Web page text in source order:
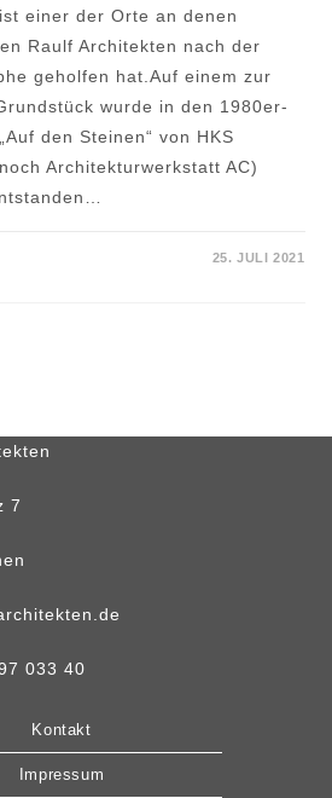
einer der Orte an denen
Raulf Architekten nach der
geholfen hat.Auf einem zur
wurde in den 1980er-
den Steinen“ von HKS
Architekturwerkstatt AC)
25. JULI 2021
7
033 40
Kontakt
Impressum